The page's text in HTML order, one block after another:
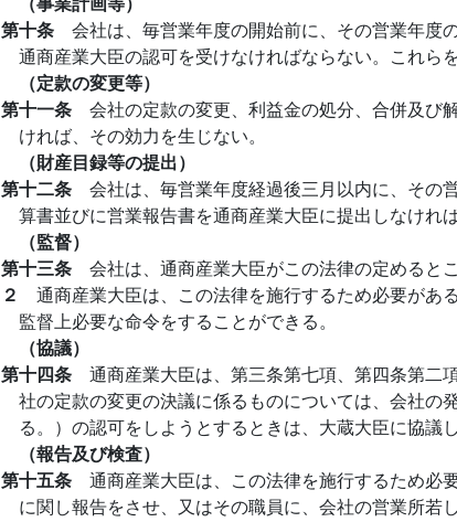
第十条 会社は、毎営業年度の開始前に、その営業年度
通商産業大臣の認可を受けなければならない。これら
（定款の変更等）
第十一条 会社の定款の変更、利益金の処分、合併及び
ければ、その効力を生じない。
（財産目録等の提出）
第十二条 会社は、毎営業年度経過後三月以内に、その
算書並びに営業報告書を通商産業大臣に提出しなければ
（監督）
第十三条 会社は、通商産業大臣がこの法律の定めると
２ 通商産業大臣は、この法律を施行するため必要があ
監督上必要な命令をすることができる。
（協議）
第十四条 通商産業大臣は、第三条第七項、第四条第二
社の定款の変更の決議に係るものについては、会社の
る。）の認可をしようとするときは、大蔵大臣に協議
（報告及び検査）
第十五条 通商産業大臣は、この法律を施行するため必
に関し報告をさせ、又はその職員に、会社の営業所若